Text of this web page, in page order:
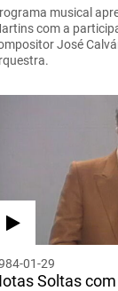
musical
com a
José
01-29
Soltas